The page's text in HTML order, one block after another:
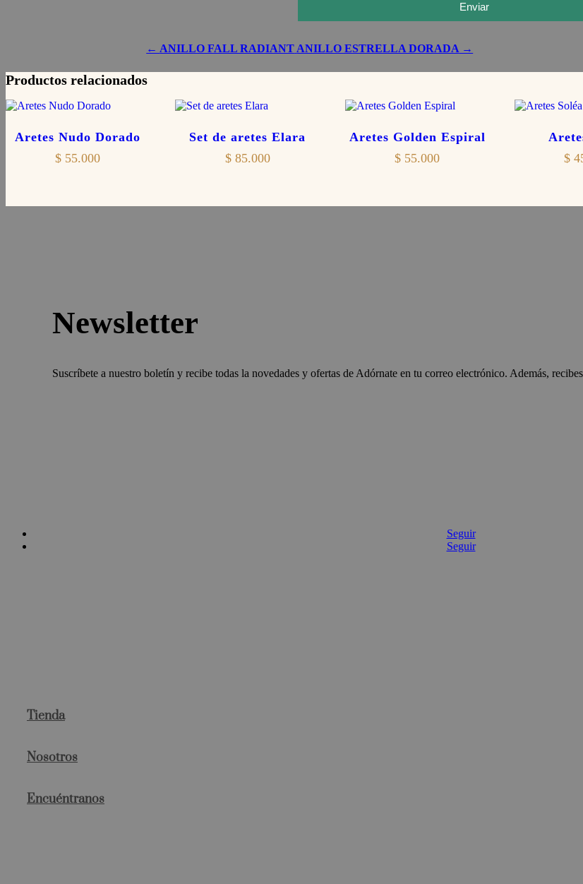
Enviar
← ANILLO FALL RADIANT ANILLO ESTRELLA DORADA →
Productos relacionados
Aretes Nudo Dorado
$ 55.000
Set de aretes Elara
$85.000
Aretes Golden Espiral
$ 55.000
$
Newsletter
Suscríbete a nuestro boletín y recibe todas la novedades y ofertas de Adórnate en tu correo electrónico. Además, recibes
Seguir
Seguir
Tienda
Nosotros
Encuéntranos